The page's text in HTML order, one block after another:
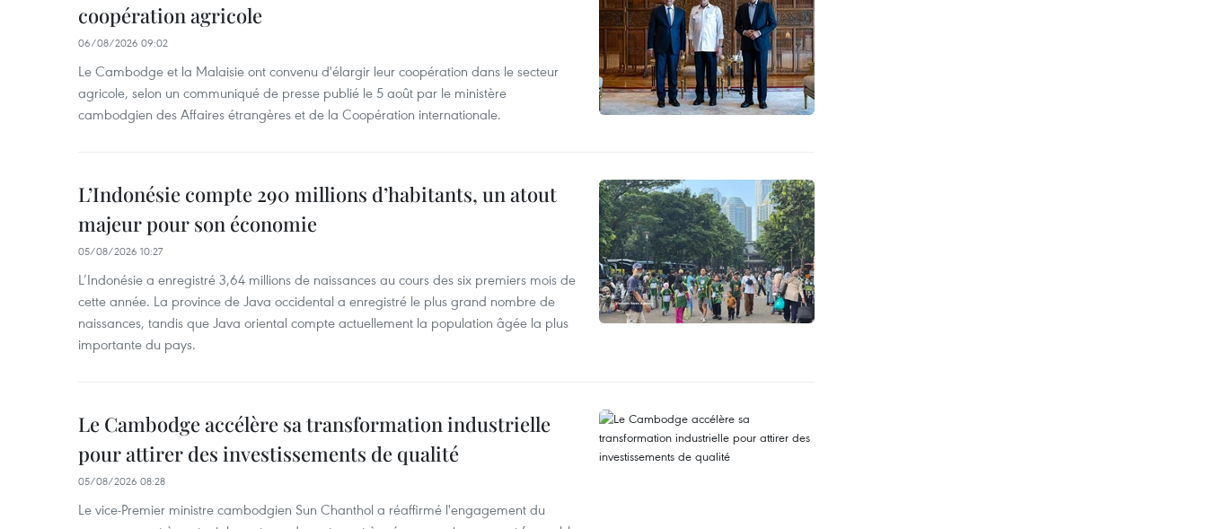
coopération agricole
06/08/2026 09:02
Le Cambodge et la Malaisie ont convenu d'élargir leur coopération dans le secteur
agricole, selon un communiqué de presse publié le 5 août par le ministère
cambodgien des Affaires étrangères et de la Coopération internationale.
L’Indonésie compte 290 millions d’habitants, un atout
majeur pour son économie
05/08/2026 10:27
L’Indonésie a enregistré 3,64 millions de naissances au cours des six premiers mois de
cette année. La province de Java occidental a enregistré le plus grand nombre de
naissances, tandis que Java oriental compte actuellement la population âgée la plus
importante du pays.
Le Cambodge accélère sa transformation industrielle
pour attirer des investissements de qualité
05/08/2026 08:28
Le vice-Premier ministre cambodgien Sun Chanthol a réaffirmé l'engagement du